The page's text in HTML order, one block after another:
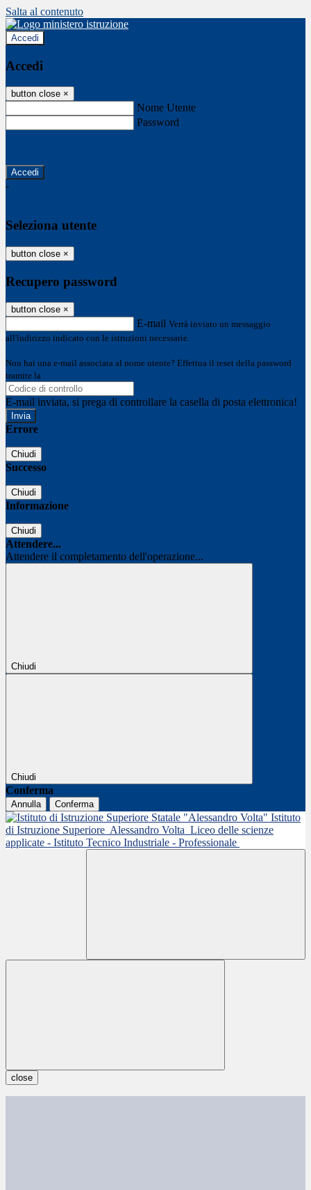
Salta al contenuto
Accedi
Accedi
button close ×
Nome Utente
Password
-
Seleziona utente
button close ×
Recupero password
button close ×
E-mail Verrà inviato un messaggio
all'indirizzo indicato con le istruzioni necessarie.
Non hai una e-mail associata al nome utente? Effettua il reset della password
tramite la
E-mail inviata, si prega di controllare la casella di posta elettronica!
Errore
Chiudi
Successo
Chiudi
Informazione
Chiudi
Attendere...
Attendere il completamento dell'operazione...
Chiudi
Chiudi
Conferma
Annulla Conferma
Istituto
di Istruzione Superiore Alessandro Volta Liceo delle scienze
applicate - Istituto Tecnico Industriale - Professionale
close